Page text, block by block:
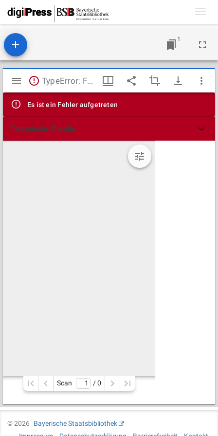
1
Mirador
Viewer
TypeError: Failed to fetch
Es ist ein Fehler aufgetreten
Technische Details
Scan / 0
©2026
Bayerische Staatsbibliothek